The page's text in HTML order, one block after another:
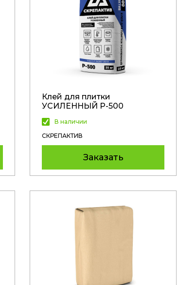
Клей для плитки
УСИЛЕННЫЙ Р-500
В наличии
СКРЕПАКТИВ
Заказать